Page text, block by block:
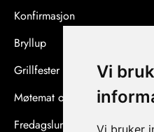
Vi
Vi bruker
Konfirmasjon
Bryllup
Grillfester og sommerfester
Møtemat og konferanser
Fredagslunsj og afterwork